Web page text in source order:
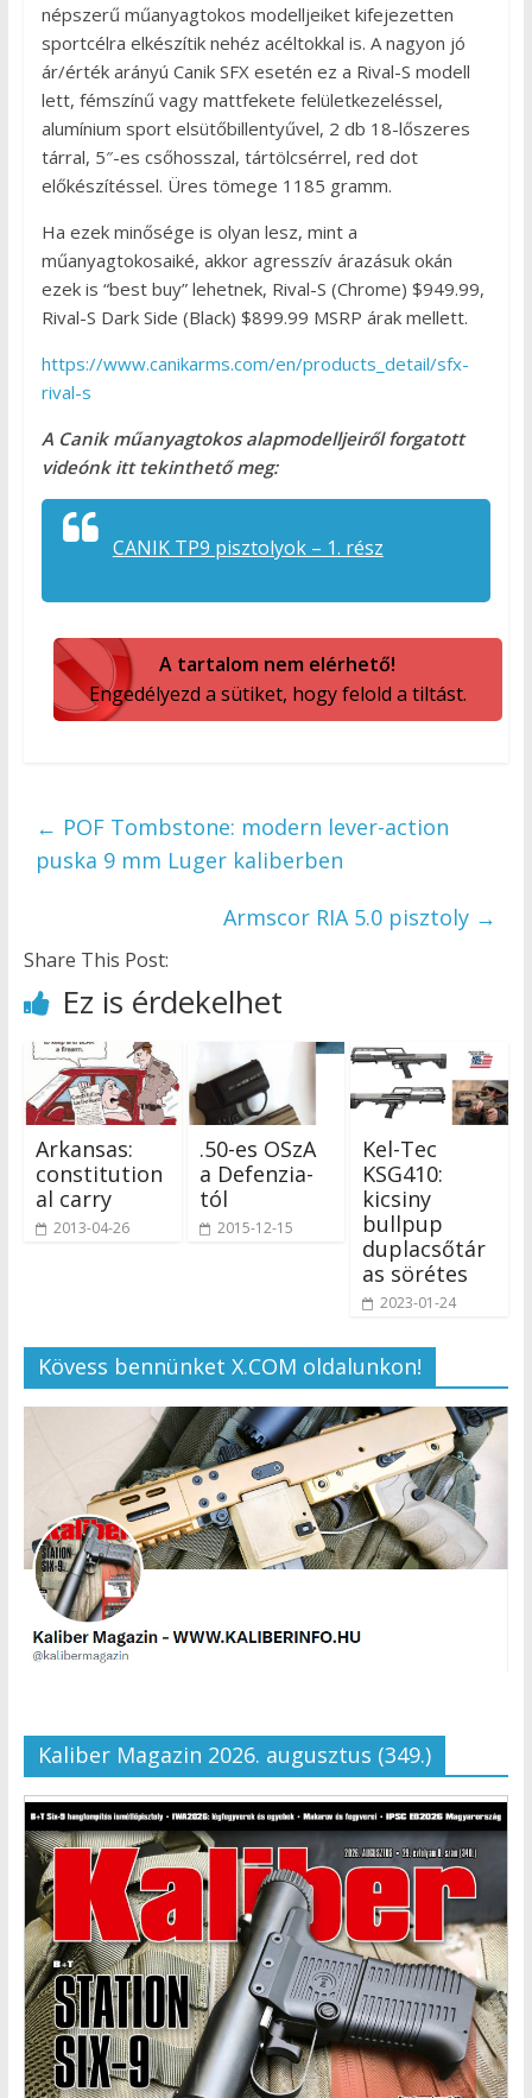
népszerű műanyagtokos modelljeiket kifejezetten
sportcélra elkészítik nehéz acéltokkal is. A nagyon jó
ár/érték arányú Canik SFX esetén ez a Rival-S modell
lett, fémszínű vagy mattfekete felületkezeléssel,
alumínium sport elsütőbillentyűvel, 2 db 18-lőszeres
tárral, 5″-es csőhosszal, tártölcsérrel, red dot
előkészítéssel. Üres tömege 1185 gramm.
Ha ezek minősége is olyan lesz, mint a
műanyagtokosaiké, akkor agresszív árazásuk okán
ezek is “best buy” lehetnek, Rival-S (Chrome) $949.99,
Rival-S Dark Side (Black) $899.99 MSRP árak mellett.
https://www.canikarms.com/en/products_detail/sfx-
rival-s
A Canik műanyagtokos alapmodelljeiről forgatott
videónk itt tekinthető meg:
CANIK TP9 pisztolyok – 1. rész
A tartalom nem elérhető!
Engedélyezd a sütiket, hogy felold a tiltást.
← POF Tombstone: modern lever-action
puska 9 mm Luger kaliberben
Armscor RIA 5.0 pisztoly →
Share This Post:
Ez is érdekelhet
Arkansas:
constitution
al carry
2013-04-26
.50-es OSzA
a Defenzia-
tól
2015-12-15
Kel-Tec
KSG410:
kicsiny
bullpup
duplacsőtár
as sörétes
2023-01-24
Kövess bennünket X.COM oldalunkon!
Kaliber Magazin 2026. augusztus (349.)